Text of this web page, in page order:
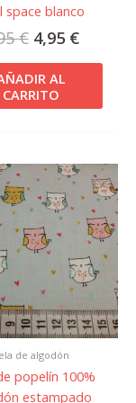
space blanco
€ 4,95 €
AL
CARRITO
de algodón
popelín 100%
estampado